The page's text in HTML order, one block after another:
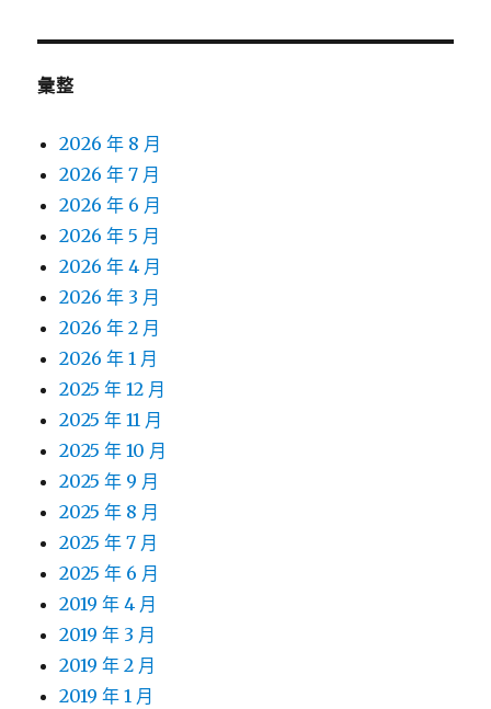
彙整
2026 年 8 月
2026 年 7 月
2026 年 6 月
2026 年 5 月
2026 年 4 月
2026 年 3 月
2026 年 2 月
2026 年 1 月
2025 年 12 月
2025 年 11 月
2025 年 10 月
2025 年 9 月
2025 年 8 月
2025 年 7 月
2025 年 6 月
2019 年 4 月
2019 年 3 月
2019 年 2 月
2019 年 1 月